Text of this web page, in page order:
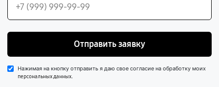
Отправить заявку
Нажимая на кнопку отправить я даю свое согласие на обработку моих
персональных данных.